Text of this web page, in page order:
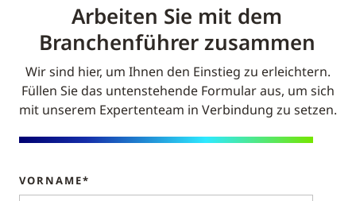
Arbeiten Sie mit dem
Branchenführer zusammen
Wir sind hier, um Ihnen den Einstieg zu erleichtern.
Füllen Sie das untenstehende Formular aus, um sich
mit unserem Expertenteam in Verbindung zu setzen.
VORNAME*